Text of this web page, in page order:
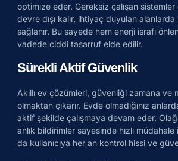
optimize eder. Gereksiz çalışan
devre dışı kalır, ihtiyaç duyulan
sağlanır. Bu sayede hem enerji israfı
vadede ciddi tasarruf elde edilir.
Sürekli Aktif Güvenlik
Akıllı ev çözümleri, güvenliği zamana ve
olmaktan çıkarır. Evde olmadığınız
aktif şekilde çalışmaya devam eder.
anlık bildirimler sayesinde hızlı müdahale
da kullanıcıya her an kontrol hissi ve